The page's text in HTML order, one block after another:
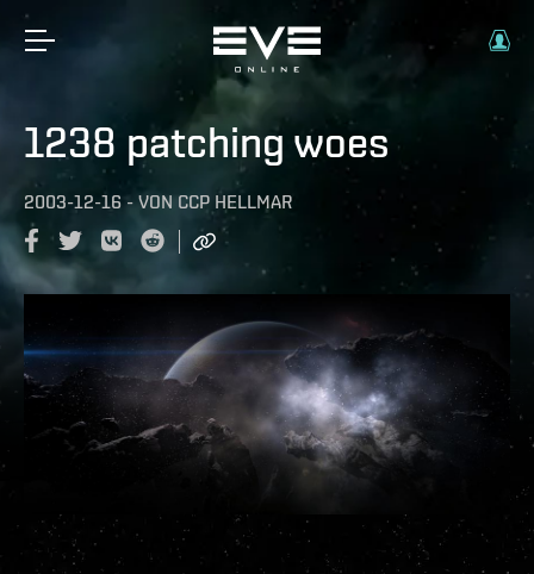
1238 patching woes
2003-12-16 - VON CCP HELLMAR